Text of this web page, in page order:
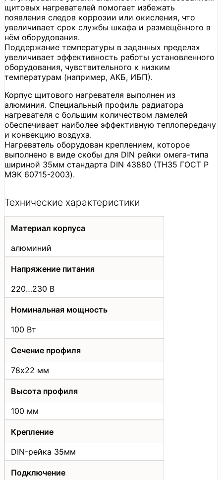
щитовых нагревателей помогает избежать
появления следов коррозии или окисления, что
увеличивает срок службы шкафа и размещённого в
нём оборудования.
Поддержание температуры в заданных пределах
увеличивает эффективность работы установленного
оборудования, чувствительного к низким
температурам (например, АКБ, ИБП).
Корпус щитового нагревателя выполнен из
алюминия. Специальный профиль радиатора
нагревателя с большим количеством ламелей
обеспечивает наиболее эффективную теплопередачу
и конвекцию воздуха.
Нагреватель оборудован креплением, которое
выполнено в виде скобы для DIN рейки омега-типа
шириной 35мм стандарта DIN 43880 (ТН35 ГОСТ Р
МЭК 60715-2003).
Технические характеристики
Материал корпуса
алюминий
Напряжение питания
220…230 В
Номинальная мощность
100 Вт
Сечение профиля
78х22 мм
Высота профиля
100 мм
Крепление
DIN-рейка 35мм
Подключение